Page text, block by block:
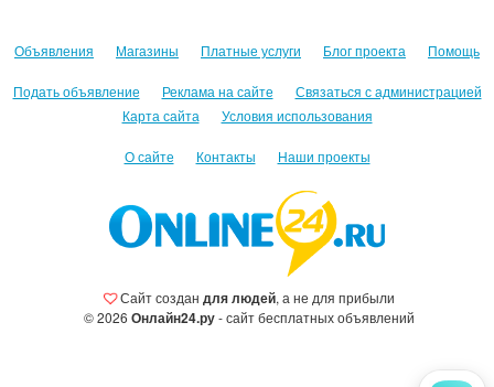
Объявления Магазины Платные услуги Блог проекта Помощь
Подать объявление Реклама на сайте
Связаться с администрацией
Карта сайта
Условия использования
О сайте Контакты Наши проекты
Сайт создан для людей, а не для прибыли
© 2026 Онлайн24.ру- сайт бесплатных объявлений